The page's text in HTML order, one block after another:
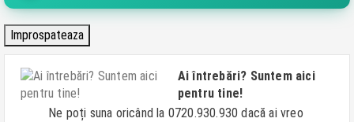
Ai întrebări? Suntem aici
pentru tine!
Ne poți suna oricând la 0720.930.930 dacă ai vreo